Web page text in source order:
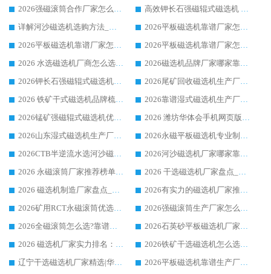
2026强磁滚筒合作厂家怎么选-华体会手机网页版-华体会(中国) 行业优质供应商参考指南
高效钾长石强磁辊式磁选机 华体会手机网页版-华体会(中国) 专业制造品质值得信赖
详解河沙磁选机选购方法_除铁器品牌及华体会手机网页版-华体会(中国) 企业解析
2026平板磁选机靠谱厂家怎么选？华体会手机网页版-华体会(中国) 凭硬实力甄选合作品牌
2026平板磁选机靠谱厂家怎么选？华体会手机网页版-华体会(中国) 凭硬实力甄选合作品牌
2026平板磁选机靠谱厂家怎么选？华体会手机网页版-华体会(中国) 凭硬实力甄选合作品牌
2026 水选磁选机厂商怎么选 潍坊华体会手机网页版-华体会(中国) 技术实力强
2026磁选机品牌厂家哪家靠谱?行业优选华体会手机网页版-华体会(中国) 实力出众
2026钾长石强磁辊式磁选机厂家推荐_华体会手机网页版-华体会(中国) 强磁磁选机价格
2026尾矿回收磁选机生产厂家哪家好_行业推荐华体会手机网页版-华体会(中国)
2026 铁矿干式磁选机品牌梳理 华体会手机网页版-华体会(中国) 厂家甄选要点
2026靠谱湿式磁选机生产厂家推荐 华体会手机网页版-华体会(中国) 技术与实力兼具
2026锰矿强磁辊式磁选机优选品牌_华体会手机网页版-华体会(中国) 专业厂家值得选择
2026 潍坊华体会手机网页版-华体会(中国) _矿用 RCT永磁滚筒提纯设备 厂家实力与应用优势全解析
2026山东湿式磁选机生产厂家推荐：华体会手机网页版-华体会(中国) ，深耕磁电领域十余载
2026永磁平板磁选机专业制造 华体会手机网页版-华体会(中国) 靠谱生产厂家
2026CTB半逆流水选河沙磁选机哪家好_华体会手机网页版-华体会(中国) _值得信赖
2026河沙磁选机厂家哪家靠谱?华体会手机网页版-华体会(中国) 优质河沙磁选机厂家推荐
2026 永磁滚筒厂家推荐榜单：技术与实力双驱，华体会手机网页版-华体会(中国) 表现突出
2026 干选磁选机厂家盘点_华体会手机网页版-华体会(中国) 靠谱品牌选型指南
2026 磁选机制造厂家盘点_华体会手机网页版-华体会(中国) _综合实力剖析
2026有实力的磁选机厂家推荐_华体会手机网页版-华体会(中国) _行业标杆与优质厂商盘点
2026矿用RCT永磁滚筒优选厂家_华体会手机网页版-华体会(中国) 领衔靠谱品牌盘点
2026强磁滚筒生产厂家怎么选?行业口碑推荐华体会手机网页版-华体会(中国)
2026全磁滚筒怎么选?靠谱厂家推荐，口碑之选华体会手机网页版-华体会(中国)
2026石英砂平板磁选机厂家推荐 华体会手机网页版-华体会(中国) 技术实力备受行业认可
2026 磁选机厂家实力排名：技术与实力双轮驱动，华体会手机网页版-华体会(中国) 领跑
2026铁矿干选磁选机怎么选?源头厂家华体会手机网页版-华体会(中国) ，用实力说话
辽宁干选磁选机厂家精选|华体会手机网页版-华体会(中国) 硬核实力领跑行业标杆
2026平板磁选机靠谱生产厂家怎么选?行业标杆华体会手机网页版-华体会(中国) ，凭硬实力脱颖而出